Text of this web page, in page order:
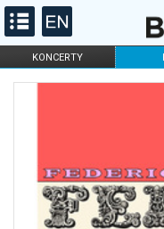
KONCERTY
FILHARMONIA